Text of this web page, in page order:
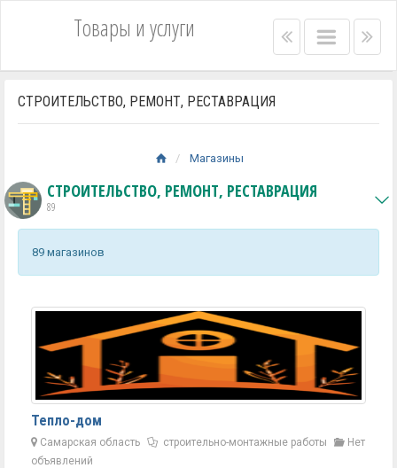
Товары и услуги Left
bar
Main
menu
Right
menu
bar
СТРОИТЕЛЬСТВО, РЕМОНТ, РЕСТАВРАЦИЯ
Магазины
СТРОИТЕЛЬСТВО, РЕМОНТ, РЕСТАВРАЦИЯ
89
89 магазинов
Тепло-дом
Самарская область строительно-монтажные работы
Нет
объявлений